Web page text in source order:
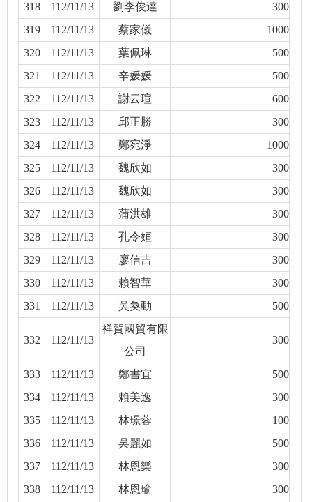
318
112/11/13 劉李俊達
300
319
112/11/13 蔡家儀
1000
320
112/11/13 葉佩琳
500
321
112/11/13 辛媛媛
500
322
112/11/13 謝云瑄
600
323
112/11/13 邱正勝
300
324
112/11/13 鄭宛淨
1000
325
112/11/13 魏欣如
300
326
112/11/13 魏欣如
300
327
112/11/13 蒲洪雄
300
328
112/11/13 孔令姮
300
329
112/11/13 廖信吉
300
330
112/11/13 賴智華
300
331
112/11/13 吳奐動 500
332 112/11/13
祥賀國貿有限
公司
300
333 112/11/13 鄭書宜
500
334
112/11/13 賴美逸
300
335
112/11/13 林璟蓉
100
336
112/11/13 吳麗如
500
337
112/11/13 林恩樂
300
338
112/11/13 林恩瑜
300